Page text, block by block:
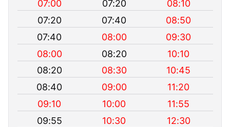
07:00
07:20
08:10
07:20
07:40
08:50
07:40
08:00
09:30
08:00
08:20
10:10
08:20
08:30
10:45
08:40
09:00
11:20
09:10
10:00
11:55
09:55
10:30
12:30